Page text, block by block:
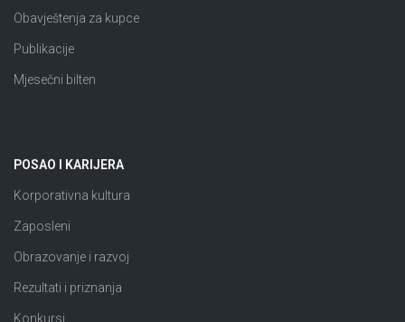
Obavještenja za kupce
Publikacije
Mjesečni bilten
POSAO I KARIJERA
Korporativna kultura
Zaposleni
Obrazovanje i razvoj
Rezultati i priznanja
Konkursi